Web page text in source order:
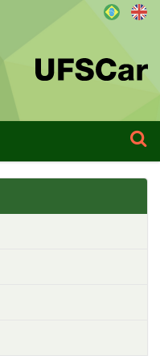
Busca